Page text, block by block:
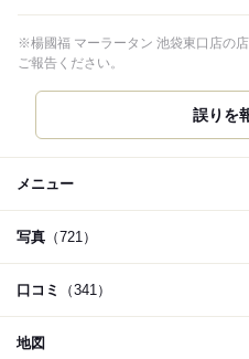
※楊國福 マーラータン 池袋東口店の
ご報告ください。
誤りを
メニュー
写真 （721）
口コミ （341）
地図